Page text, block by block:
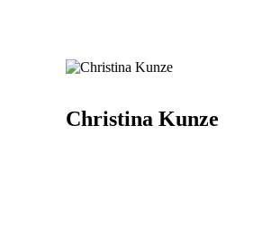
Christina Kunze